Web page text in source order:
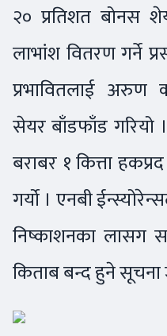
२० प्रतिशत बोनस
लाभांश वितरण गर्ने
प्रभावितलाई अरुण
सेयर बाँडफाँड
बराबर १ कित्ता
गर्यो । एनबी
निष्काशनका लासग
किताब बन्द हुने सूचना